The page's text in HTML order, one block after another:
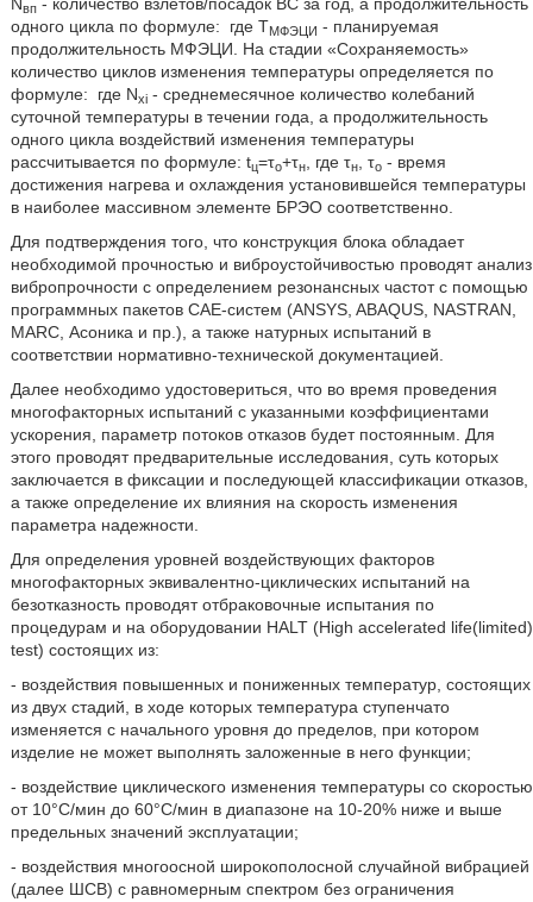
вп
одного цикла по формуле:
где ТМФЭЦИ - планируемая
продолжительность МФЭЦИ. На стадии «Сохраняемость»
количество циклов изменения температуры определяется по
формуле:
где Nxi- среднемесячное количество колебаний
суточной температуры в течении года, а продолжительность
одного цикла воздействий изменения температуры
рассчитывается по формуле: tц=τо+τн, где τн, τо- время
достижения нагрева и охлаждения установившейся температуры
в наиболее массивном элементе БРЭО соответственно.
Для подтверждения того, что конструкция блока обладает
необходимой прочностью и виброустойчивостью проводят анализ
вибропрочности с определением резонансных частот с помощью
программных пакетов САЕ-систем (ANSYS, ABAQUS, NASTRAN,
MARC, Асоника и пр.), а также натурных испытаний в
соответствии нормативно-технической документацией.
Далее необходимо удостовериться, что во время проведения
многофакторных испытаний с указанными коэффициентами
ускорения, параметр потоков отказов будет постоянным. Для
этого проводят предварительные исследования, суть которых
заключается в фиксации и последующей классификации отказов,
а также определение их влияния на скорость изменения
параметра надежности.
Для определения уровней воздействующих факторов
многофакторных эквивалентно-циклических испытаний на
безотказность проводят отбраковочные испытания по
процедурам и на оборудовании HALT (High accelerated life(limited)
test) состоящих из:
- воздействия повышенных и пониженных температур, состоящих
из двух стадий, в ходе которых температура ступенчато
изменяется с начального уровня до пределов, при котором
изделие не может выполнять заложенные в него функции;
- воздействие циклического изменения температуры со скоростью
от 10°С/мин до 60°С/мин в диапазоне на 10-20% ниже и выше
предельных значений эксплуатации;
- воздействия многоосной широкополосной случайной вибрацией
(далее ШСВ) с равномерным спектром без ограничения